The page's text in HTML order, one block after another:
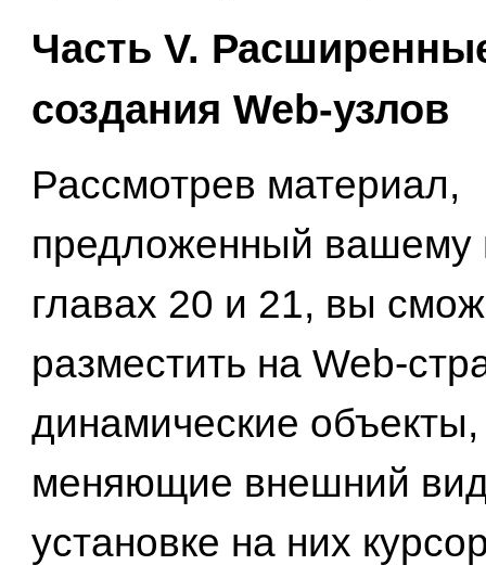
Часть V.
создания Web-узлов
Рассмотрев материал,
предложенный вашему
главах 20 и 21, вы
разместить на Web-
динамические объекты,
меняющие внешний
установке на них